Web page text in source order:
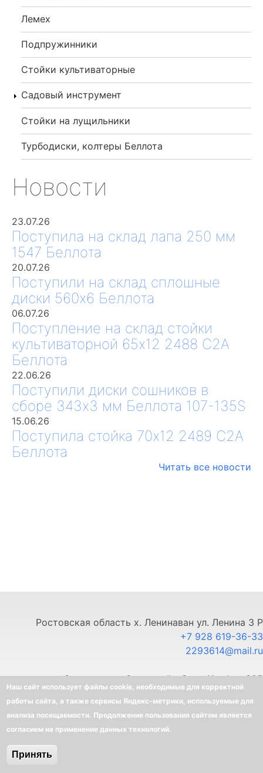
Лемех
Подпружинники
Стойки культиваторные
Садовый инструмент
Стойки на лущильники
Турбодиски, колтеры Беллота
Новости
23.07.26
Поступила на склад лапа 250 мм
1547 Беллота
20.07.26
Поступили на склад сплошные
диски 560х6 Беллота
06.07.26
Поступление на склад стойки
культиваторной 65х12 2488 С2А
Беллота
22.06.26
Поступили диски сошников в
сборе 343х3 мм Беллота 107-135S
15.06.26
Поступила стойка 70х12 2489 С2А
Беллота
Читать все новости
Ростовская область х. Ленинаван ул. Ленина 3 Р
+7 928 619-36-33
2293614@mail.ru
г. Ставрополь, Северный обход 11, офис 325
+7 903 445-80-33
©BELLOTA - Интернет-магазин
Создание интернет-магазина
Наш сайт использует файлы cookie, необходимые для корректной
работы сайта, а также сервисы Яндекс-метрики, используемые для
анализа посещаемости. Продолжение пользования сайтом является
согласием на применение данных технологий.
Принять